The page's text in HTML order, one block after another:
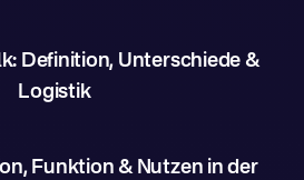
Definition, Unterschiede &
Logistik
Funktion & Nutzen in der